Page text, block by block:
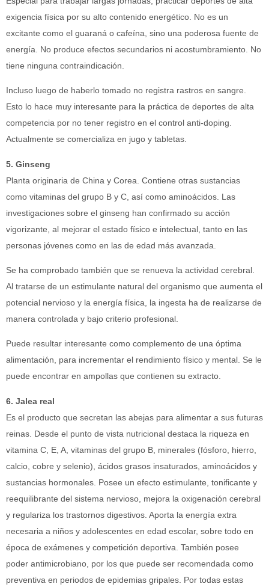
exigencia física por su alto contenido energético. No es un
excitante como el guaraná o cafeína, sino una poderosa fuente de
energía. No produce efectos secundarios ni acostumbramiento. No
tiene ninguna contraindicación.
Incluso luego de haberlo tomado no registra rastros en sangre.
Esto lo hace muy interesante para la práctica de deportes de alta
competencia por no tener registro en el control anti-doping.
Actualmente se comercializa en jugo y tabletas.
5. Ginseng
Planta originaria de China y Corea. Contiene otras sustancias
como vitaminas del grupo B y C, así como aminoácidos. Las
investigaciones sobre el ginseng han confirmado su acción
vigorizante, al mejorar el estado físico e intelectual, tanto en las
personas jóvenes como en las de edad más avanzada.
Se ha comprobado también que se renueva la actividad cerebral.
Al tratarse de un estimulante natural del organismo que aumenta el
potencial nervioso y la energía física, la ingesta ha de realizarse de
manera controlada y bajo criterio profesional.
Puede resultar interesante como complemento de una óptima
alimentación, para incrementar el rendimiento físico y mental. Se le
puede encontrar en ampollas que contienen su extracto.
6. Jalea real
Es el producto que secretan las abejas para alimentar a sus futuras
reinas. Desde el punto de vista nutricional destaca la riqueza en
vitamina C, E, A, vitaminas del grupo B, minerales (fósforo, hierro,
calcio, cobre y selenio), ácidos grasos insaturados, aminoácidos y
sustancias hormonales. Posee un efecto estimulante, tonificante y
reequilibrante del sistema nervioso, mejora la oxigenación cerebral
y regulariza los trastornos digestivos. Aporta la energía extra
necesaria a niños y adolescentes en edad escolar, sobre todo en
época de exámenes y competición deportiva. También posee
poder antimicrobiano, por los que puede ser recomendada como
preventiva en periodos de epidemias gripales. Por todas estas